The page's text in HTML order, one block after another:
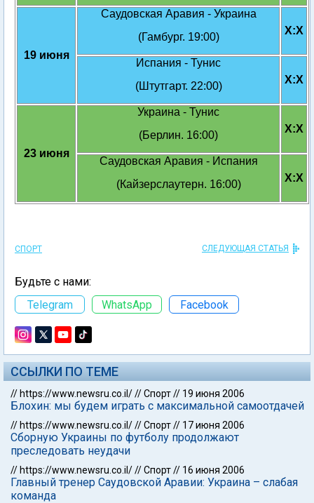
19 июня
Саудовская Аравия - Украина
(Гамбург. 19:00)
X:X
Испания - Тунис
(Штутгарт. 22:00)
X:X
23 июня
Украина - Тунис
(Берлин. 16:00)
X:X
Саудовская Аравия - Испания
(Кайзерслаутерн. 16:00)
X:X
СПОРТ СЛЕДУЮЩАЯ СТАТЬЯ
Будьте с нами:
Telegram
WhatsApp Facebook
ССЫЛКИ ПО ТЕМЕ
// https://www.newsru.co.il///Спорт// 19 июня 2006
Блохин: мы будем играть с максимальной самоотдачей
// https://www.newsru.co.il///Спорт// 17 июня 2006
Сборную Украины по футболу продолжают
преследовать неудачи
// https://www.newsru.co.il///Спорт// 16 июня 2006
Главный тренер Саудовской Аравии: Украина – слабая
команда